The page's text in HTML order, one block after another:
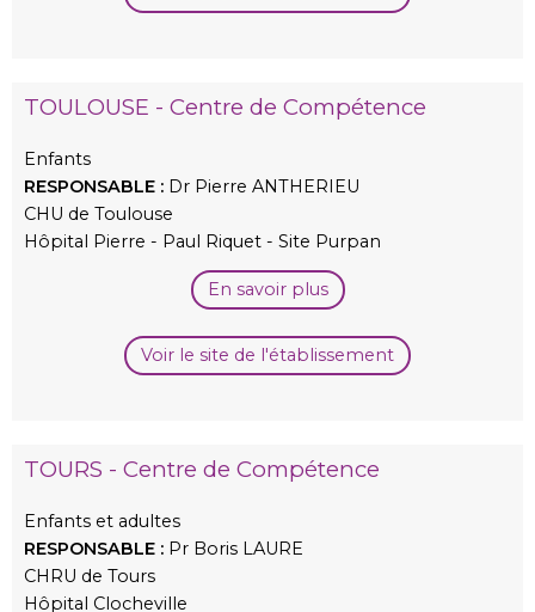
TOULOUSE - Centre de Compétence
Enfants
RESPONSABLE : Dr Pierre ANTHERIEU
CHU de Toulouse
Hôpital Pierre - Paul Riquet - Site Purpan
En savoir plus
Voir le site de l'établissement
TOURS - Centre de Compétence
Enfants et adultes
RESPONSABLE : Pr Boris LAURE
CHRU de Tours
Hôpital Clocheville